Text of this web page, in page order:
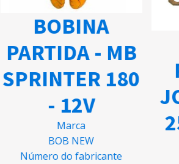
BOBINA
PARTIDA - MB
SPRINTER 180
- 12V
Marca
BOB NEW
Número do fabricante